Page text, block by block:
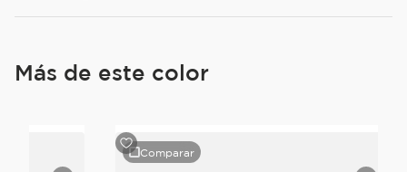
Más de este color
Comparar